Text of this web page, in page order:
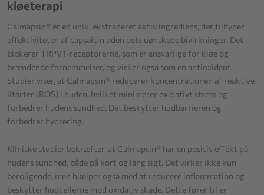
kløeterapi
Calmapsin® er en unik, ekstraheret aktiv ingrediens, der tilbyder
effektiviteten af capsaicin uden dets uønskede bivirkninger. Det
blokerer TRPV1-receptorerne, som er ansvarlige for kløe og
brændende fornemmelser, og virker også som en antioxidant.
Studier viser, at Calmapsin® reducerer koncentrationen af reaktive
iltarter (ROS) i huden, hvilket minimerer oxidativt stress og
forbedrer hudens sundhed. Det beskytter hudbarrieren og
forbedrer hydrering.
Kliniske studier bekræfter, at Calmapsin® har en positiv effekt på
hudens sundhed, både på kort og lang sigt. Det virker ikke kun
beroligende, men hjælper også med at reducere inflammation og
beskytter hudcellerne mod oxidativ skade. Dette fører til en